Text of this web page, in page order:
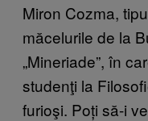
Miron Cozma,
măcelurile de la
„Mineriade”, în
studenţi la
furioşi. Poți să-i